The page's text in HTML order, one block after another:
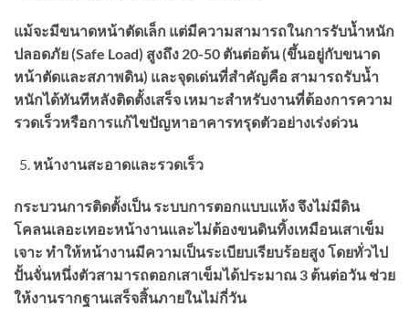
แม้จะมีขนาดหน้าตัดเล็ก แต่มีความสามารถในการรับน้ำหนัก
ปลอดภัย (Safe Load) สูงถึง 20-50 ตันต่อต้น(ขึ้นอยู่กับขนาด
หน้าตัดและสภาพดิน) และจุดเด่นที่สำคัญคือ สามารถรับน้ำ
หนักได้ทันทีหลังติดตั้งเสร็จ เหมาะสำหรับงานที่ต้องการความ
รวดเร็วหรือการแก้ไขปัญหาอาคารทรุดตัวอย่างเร่งด่วน
หน้างานสะอาดและรวดเร็ว
กระบวนการติดตั้งเป็น ระบบการตอกแบบแห้งจึงไม่มีดิน
โคลนเลอะเทอะหน้างานและไม่ต้องขนดินทิ้งเหมือนเสาเข็ม
เจาะ ทำให้หน้างานมีความเป็นระเบียบเรียบร้อยสูงโดยทั่วไป
ปั้นจั่นหนึ่งตัวสามารถตอกเสาเข็มได้ประมาณ 3 ต้นต่อวัน ช่วย
ให้งานรากฐานเสร็จสิ้นภายในไม่กี่วัน